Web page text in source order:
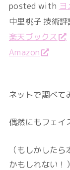
posted with ヨ
中里桃子 技術
楽天ブックス
Amazon
ネットで調べて
偶然にもフェイ
（もしかした
かもしれない！）